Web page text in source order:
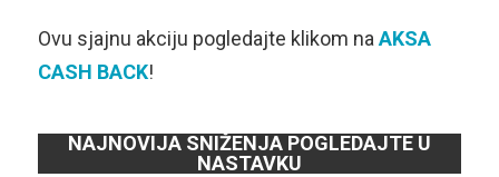
Ovu sjajnu akciju pogledajte klikom na AKSA
CASH BACK!
NAJNOVIJA SNIŽENJA POGLEDAJTE U
NASTAVKU